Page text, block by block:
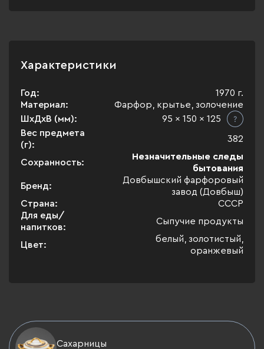
Характеристики
Год:
1970 г.
Материал:
Фарфор, крытье, золочение
ШхДхВ (мм):
95 x 150 x 125
Вес предмета
(г):
382
Сохранность:
Незначительные следы
бытования
Бренд:
Довбышский фарфоровый
завод (Довбыш)
Страна:
СССР
Для еды/
напитков:
Сыпучие продукты
Цвет:
белый, золотистый,
оранжевый
Сахарницы